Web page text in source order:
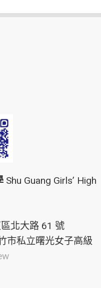
Shu Guang Girls’ High
北大路 61 號
市私立曙光女子高級